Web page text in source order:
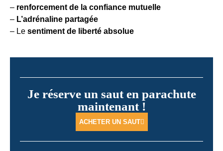
– renforcement de la confiance mutuelle
– L’adrénaline partagée
– Le sentiment de liberté absolue
Je réserve un saut en parachute
maintenant !
ACHETER UN SAUT